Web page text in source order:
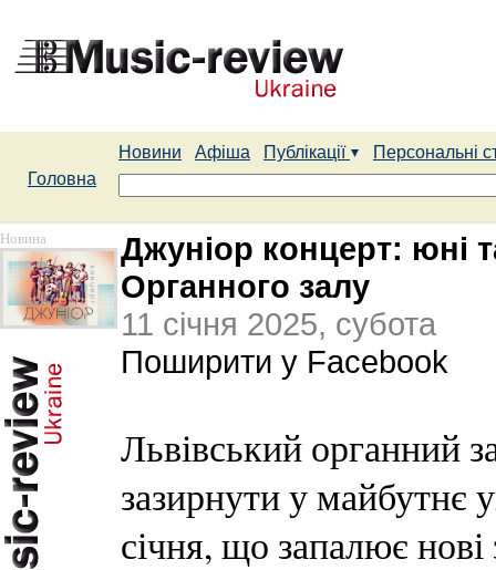
Новини Афіша Публікації
Персональні
Головна
Новина
Джуніор концерт: юні
Органного залу
11 січня 2025, субота
Поширити у Facebook
Львівський органний
зазирнути у майбутнє
січня, що запалює